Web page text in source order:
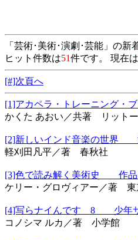
「芸術･美術･演劇･芸能」の新
ヒット件数は51件です。 現在は
[#]次頁へ
[1]アカペラ・トレーニン
かくた あおい／共著 リット
[2]新しいインド音楽の世界
軽刈田凡平／著 春秋社
[3]色で読み解く美術史 作
ケリー・グロヴィアー／著 東
[4]写らナイんです 8 少年
コノシマ ルカ／著 小学館